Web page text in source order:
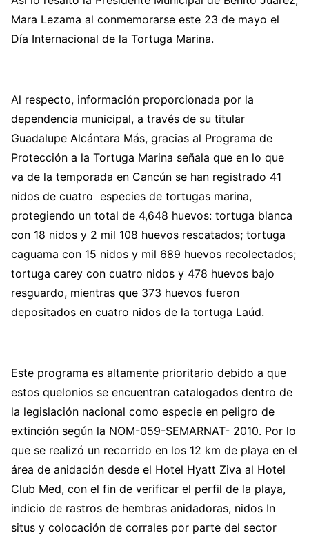
Mara Lezama al conmemorarse este 23 de mayo el
Día Internacional de la Tortuga Marina.
Al respecto, información proporcionada por la
dependencia municipal, a través de su titular
Guadalupe Alcántara Más, gracias al Programa de
Protección a la Tortuga Marina señala que en lo que
va de la temporada en Cancún se han registrado 41
nidos de cuatro especies de tortugas marina,
protegiendo un total de 4,648 huevos: tortuga blanca
con 18 nidos y 2 mil 108 huevos rescatados; tortuga
caguama con 15 nidos y mil 689 huevos recolectados;
tortuga carey con cuatro nidos y 478 huevos bajo
resguardo, mientras que 373 huevos fueron
depositados en cuatro nidos de la tortuga Laúd.
Este programa es altamente prioritario debido a que
estos quelonios se encuentran catalogados dentro de
la legislación nacional como especie en peligro de
extinción según la NOM-059-SEMARNAT- 2010. Por lo
que se realizó un recorrido en los 12 km de playa en el
área de anidación desde el Hotel Hyatt Ziva al Hotel
Club Med, con el fin de verificar el perfil de la playa,
indicio de rastros de hembras anidadoras, nidos In
situs y colocación de corrales por parte del sector